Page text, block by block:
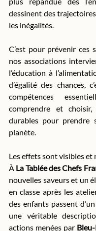
dessinent des
les inégalités.
C’est pour prévenir
nos associations
l’éducation à
d’égalité des chances,
compétences
comprendre et
durables pour prendre
planète.
Les effets sont visibles et
À La Tablée des Chefs
nouvelles saveurs et un
en classe après les
des enfants passent
une véritable
actions menées par